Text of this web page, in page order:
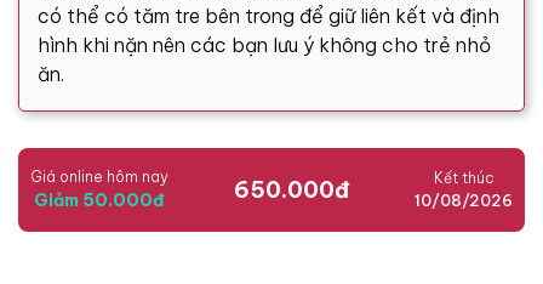
có thể có tăm tre bên trong để giữ liên kết và định
hình khi nặn nên các bạn lưu ý không cho trẻ nhỏ
ăn.
Giá online hôm nay
Giảm 50.000đ 650.000đ Kết thúc
10/08/2026